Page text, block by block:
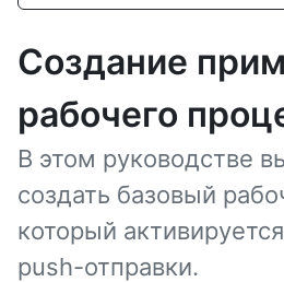
Создание
рабочего
В этом руководстве
создать базовый
который
push-отправки.